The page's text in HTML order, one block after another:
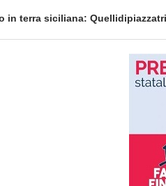
in terra siciliana: